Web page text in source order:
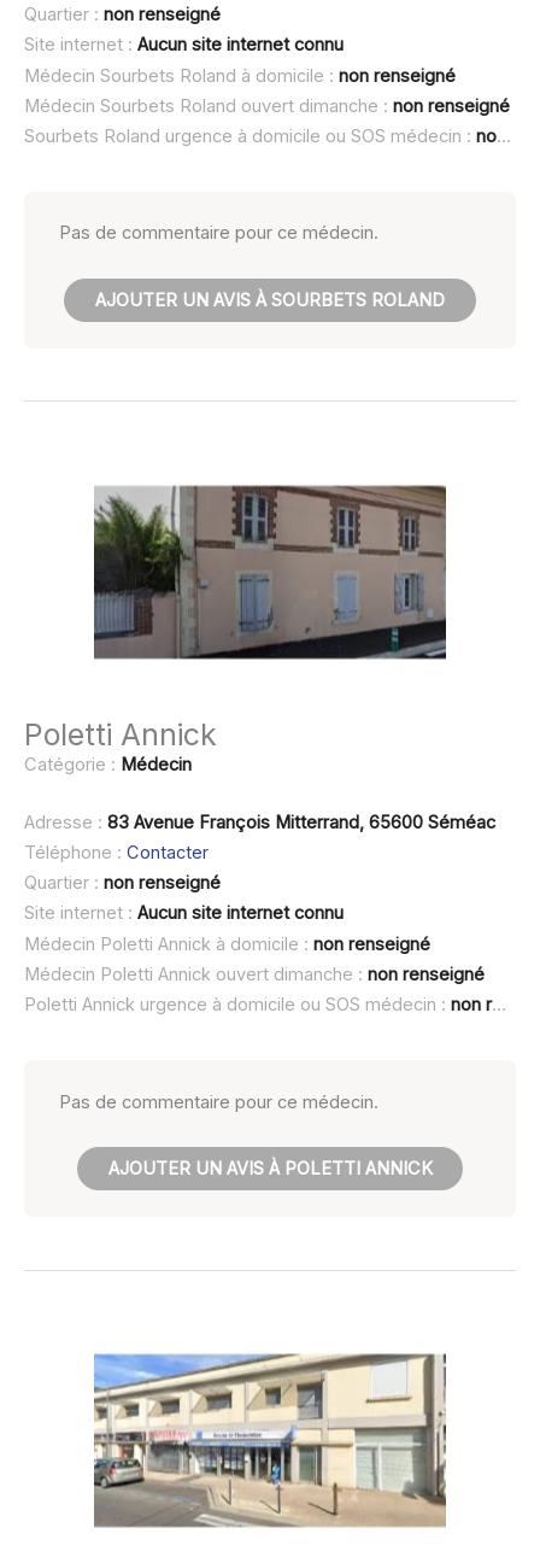
Quartier : non renseigné
Site internet : Aucun site internet connu
Médecin Sourbets Roland à domicile : non renseigné
Médecin Sourbets Roland ouvert dimanche : non renseigné
Sourbets Roland urgence à domicile ou SOS médecin : non renseigné
Pas de commentaire pour ce médecin.
AJOUTER UN AVIS À SOURBETS ROLAND
Poletti Annick
Catégorie : Médecin
Adresse : 83 Avenue François Mitterrand, 65600 Séméac
Téléphone : Contacter
Quartier : non renseigné
Site internet : Aucun site internet connu
Médecin Poletti Annick à domicile : non renseigné
Médecin Poletti Annick ouvert dimanche : non renseigné
Poletti Annick urgence à domicile ou SOS médecin : non renseigné
Pas de commentaire pour ce médecin.
AJOUTER UN AVIS À POLETTI ANNICK